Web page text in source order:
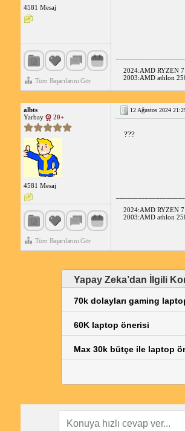
4581 Mesaj
Tüm Başarılarını Gör
2024:AMD RYZEN
2003:AMD athlon
albts
Yarbay
20+
4581 Mesaj
Tüm Başarılarını Gör
12 Ağustos 2024
???
2024:AMD RYZEN
2003:AMD athlon
Yapay Zeka’dan İlgili
70k dolayları gaming
60K laptop önerisi
Max 30k bütçe ile laptop